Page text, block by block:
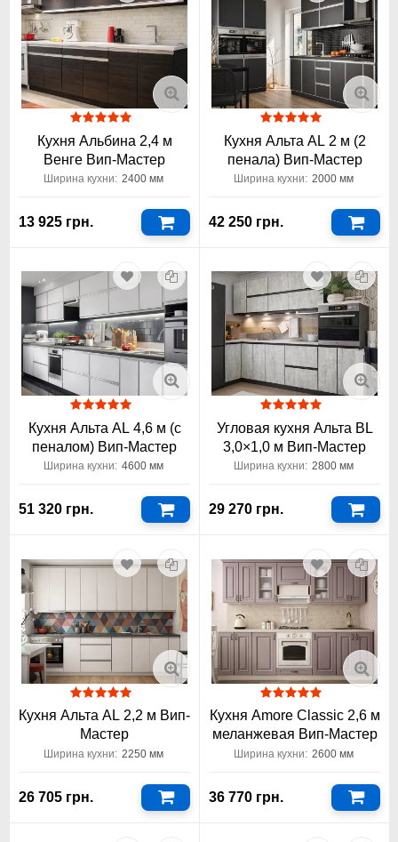
Кухня Альбина 2,4 м
Венге Вип-Мастер
Ширина кухни: 2400 мм
13 925 грн.
Кухня Альта AL 2 м (2
пенала) Вип-Мастер
Ширина кухни: 2000 мм
42 250 грн.
Кухня Альта AL 4,6 м (с
пеналом) Вип-Мастер
Ширина кухни: 4600 мм
51 320 грн.
Угловая кухня Альта BL
3,0×1,0 м Вип-Мастер
Ширина кухни: 2800 мм
29 270 грн.
Кухня Альта AL 2,2 м Вип-
Мастер
Ширина кухни: 2250 мм
26 705 грн.
Кухня Amore Classic 2,6 м
меланжевая Вип-Мастер
Ширина кухни: 2600 мм
36 770 грн.